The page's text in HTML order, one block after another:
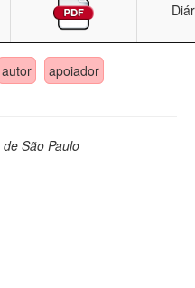
autor apoiador
São Paulo